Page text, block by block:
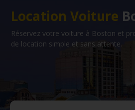
Location Voiture
Réservez votre voiture à Boston et
de location simple et sans attente.